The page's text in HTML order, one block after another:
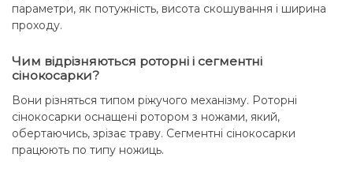
параметри, як потужність, висота скошування і ширина
проходу.
Чим відрізняються роторні і сегментні
сінокосарки?
Вони різняться типом ріжучого механізму. Роторні
сінокосарки оснащені ротором з ножами, який,
обертаючись, зрізає траву. Сегментні сінокосарки
працюють по типу ножиць.